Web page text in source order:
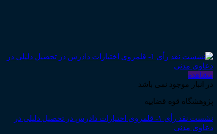
مشاهده
در انبار موجود نمی باشد
پژوهشگاه قوه قضاییه
نشست نقد رأی ۱- قلمروی اختیارات دادرس در تحصیل دلیلی در
دعاوی مدنی